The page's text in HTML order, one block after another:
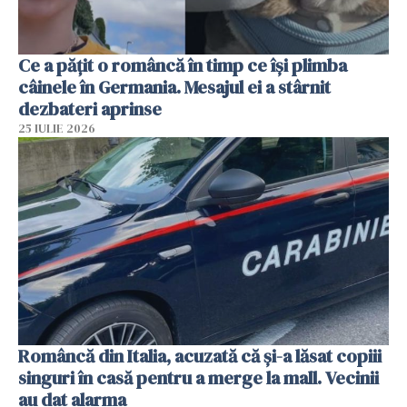
Ce a pățit o româncă în timp ce își plimba
câinele în Germania. Mesajul ei a stârnit
dezbateri aprinse
25 IULIE 2026
Româncă din Italia, acuzată că și-a lăsat copiii
singuri în casă pentru a merge la mall. Vecinii
au dat alarma